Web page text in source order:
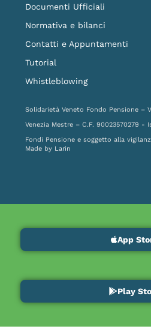
Documenti Ufficiali
Normativa e bilanci
Contatti e Appuntamenti
Tutorial
Whistleblowing
Solidarietà Veneto Fondo Pensione –
Venezia Mestre – C.F. 90023570279 -
Fondi Pensione e soggetto alla
Made by Larin
App
Play